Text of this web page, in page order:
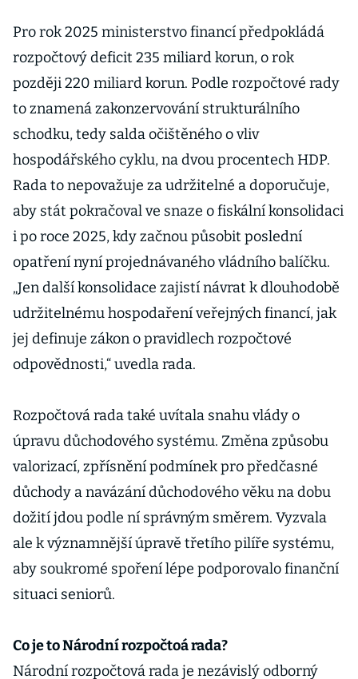
Pro rok 2025 ministerstvo financí předpokládá
rozpočtový deficit 235 miliard korun, o rok
později 220 miliard korun. Podle rozpočtové rady
to znamená zakonzervování strukturálního
schodku, tedy salda očištěného o vliv
hospodářského cyklu, na dvou procentech HDP.
Rada to nepovažuje za udržitelné a doporučuje,
aby stát pokračoval ve snaze o fiskální konsolidaci
i po roce 2025, kdy začnou působit poslední
opatření nyní projednávaného vládního balíčku.
„Jen další konsolidace zajistí návrat k dlouhodobě
udržitelnému hospodaření veřejných financí, jak
jej definuje zákon o pravidlech rozpočtové
odpovědnosti,“ uvedla rada.
Rozpočtová rada také uvítala snahu vlády o
úpravu důchodového systému. Změna způsobu
valorizací, zpřísnění podmínek pro předčasné
důchody a navázání důchodového věku na dobu
dožití jdou podle ní správným směrem. Vyzvala
ale k významnější úpravě třetího pilíře systému,
aby soukromé spoření lépe podporovalo finanční
situaci seniorů.
Co je to Národní rozpočtoá rada?
Národní rozpočtová rada je nezávislý odborný